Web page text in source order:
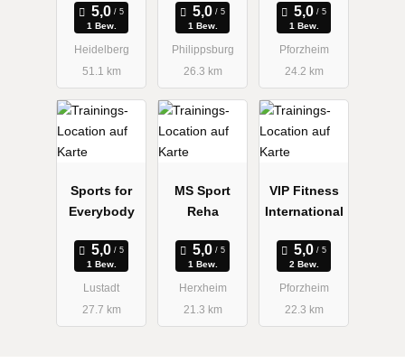
1 Bew.
Heidelberg
51.1 km
1 Bew.
Philippsburg
26.3 km
1 Bew.
Pforzheim
24.2 km
Sports for
Everybody
1 Bew.
Lustadt
27.7 km
MS Sport
Reha
1 Bew.
Herxheim
21.3 km
VIP Fitness
International
2 Bew.
Pforzheim
22.3 km